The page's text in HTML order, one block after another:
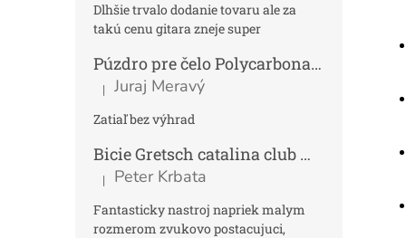
Dlhšie trvalo dodanie tovaru ale za
takú cenu gitara zneje super
Púzdro pre čelo Polycarbonat FUN
Hodnotenie produktu je 5 z 5 hviezdičiek.
| Juraj Meravý
Zatiaľ bez výhrad
Bicie Gretsch catalina club micro kit saf
Hodnotenie produktu je 5 z 5 hviezdičiek.
| Peter Krbata
Fantasticky nastroj napriek malym
rozmerom zvukovo postacujuci,